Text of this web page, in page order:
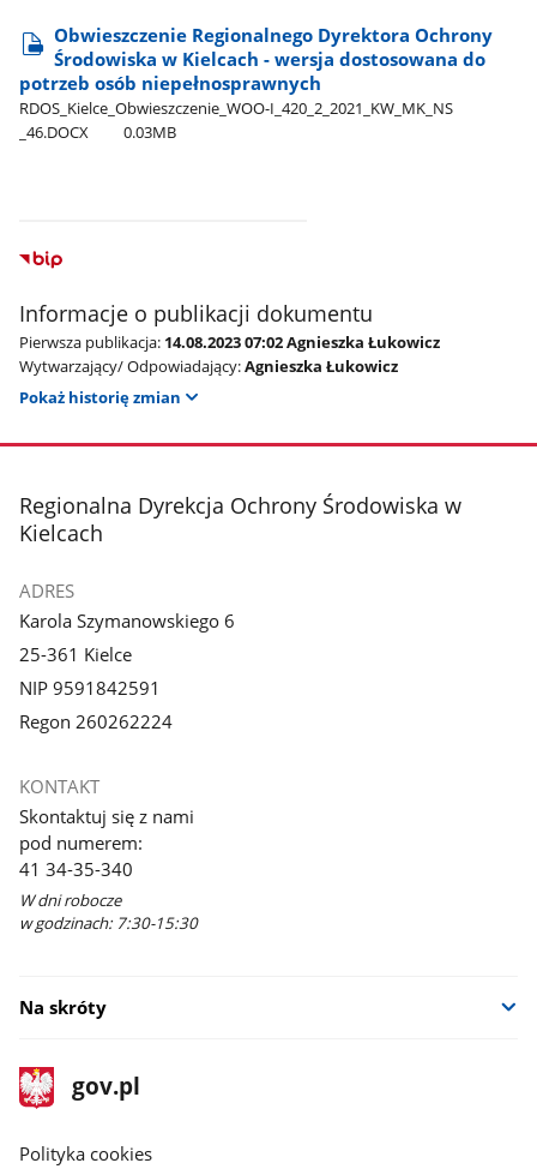
Obwieszczenie Regionalnego Dyrektora Ochrony
Środowiska w Kielcach - wersja dostosowana do
potrzeb osób niepełnosprawnych
RDOS​_Kielce​_Obwieszczenie​_WOO-I​_420​_2​_2021​_KW​_MK​_NS​
_46.DOCX
0.03MB
Informacje o publikacji dokumentu
Pierwsza publikacja: 14.08.2023 07:02 Agnieszka Łukowicz
Wytwarzający/ Odpowiadający:Agnieszka Łukowicz
Pokaż historię zmian
stopka
Regionalna Dyrekcja Ochrony Środowiska w
Kielcach
ADRES
Karola Szymanowskiego 6
25-361 Kielce
NIP 9591842591
Regon 260262224
KONTAKT
Skontaktuj się z nami
pod numerem:
41 34-35-340
W dni robocze
w godzinach: 7:30-15:30
Na skróty
stopka
gov.pl
Strona
gov.pl
gov.pl
Polityka cookies